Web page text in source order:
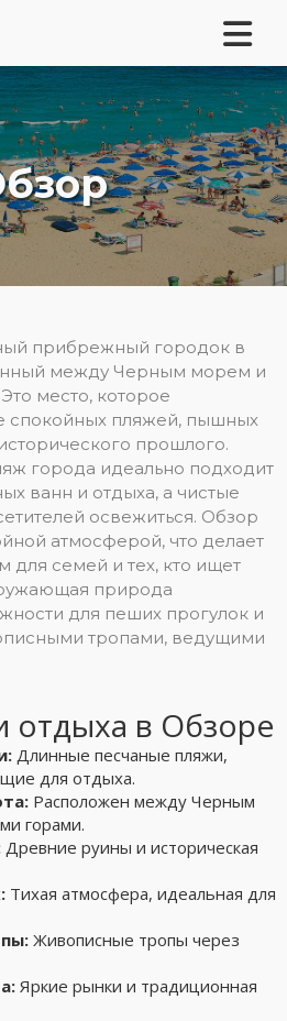
прибрежный городок в
между Черным морем и
место, которое
спокойных пляжей, пышных
прошлого.
города идеально подходит
ванн и отдыха, а чистые
освежиться. Обзор
атмосферой, что делает
для семей и тех, кто ищет
природа
для пеших прогулок и
тропами, ведущими
отдыха в Обзоре
Длинные песчаные пляжи,
для отдыха.
Расположен между Черным
горами.
Древние руины и историческая
Тихая атмосфера, идеальная для
Живописные тропы через
Яркие рынки и традиционная